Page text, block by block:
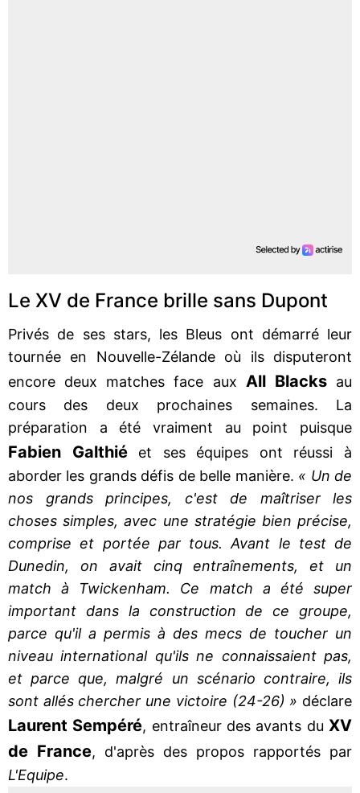
Le XV de France brille sans Dupont
Privés de ses stars, les Bleus ont démarré leur
tournée en Nouvelle-Zélande où ils disputeront
encore deux matches face aux All Blacksau
cours des deux prochaines semaines. La
préparation a été vraiment au point puisque
Fabien Galthiéet ses équipes ont réussi à
aborder les grands défis de belle manière. « Un de
nos grands principes, c'est de maîtriser les
choses simples, avec une stratégie bien précise,
comprise et portée par tous. Avant le test de
Dunedin, on avait cinq entraînements, et un
match à Twickenham. Ce match a été super
important dans la construction de ce groupe,
parce qu'il a permis à des mecs de toucher un
niveau international qu'ils ne connaissaient pas,
et parce que, malgré un scénario contraire, ils
sont allés chercher une victoire (24-26) » déclare
Laurent Sempéré, entraîneur des avants duXV
de France, d'après des propos rapportés par
L'Equipe.